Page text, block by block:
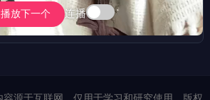
播放下一个 连播